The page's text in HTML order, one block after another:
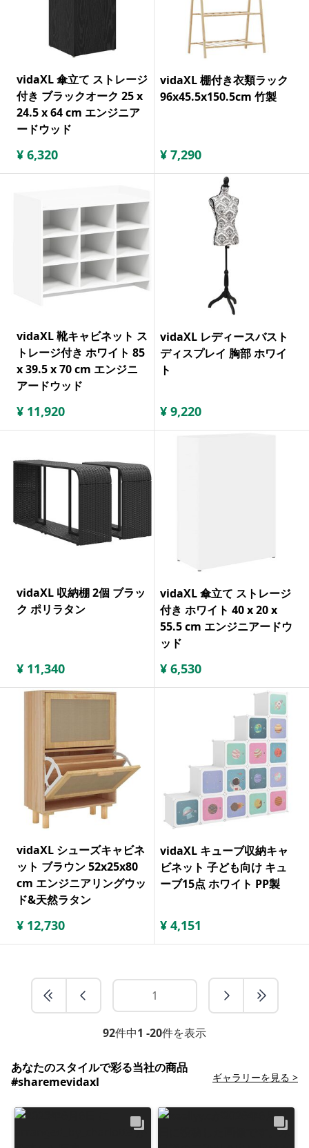
vidaXL 傘立て ストレージ
付き ブラックオーク 25 x
24.5 x 64 cm エンジニア
ードウッド
¥ 6,320
vidaXL 棚付き衣類ラック
96x45.5x150.5cm 竹製
¥ 7,290
vidaXL 靴キャビネット ス
トレージ付き ホワイト 85
x 39.5 x 70 cm エンジニ
アードウッド
¥ 11,920
vidaXL レディースバスト
ディスプレイ 胸部 ホワイ
ト
¥ 9,220
vidaXL 収納棚 2個 ブラッ
ク ポリラタン
¥ 11,340
vidaXL 傘立て ストレージ
付き ホワイト 40 x 20 x
55.5 cm エンジニアードウ
ッド
¥ 6,530
vidaXL シューズキャビネ
ット ブラウン 52x25x80
cm エンジニアリングウッ
ド&天然ラタン
¥ 12,730
vidaXL キューブ収納キャ
ビネット 子ども向け キュ
ーブ15点 ホワイト PP製
¥ 4,151
92件中1 -20件を表示
あなたのスタイルで彩る当社の商品
#sharemevidaxl
ギャラリーを見る >